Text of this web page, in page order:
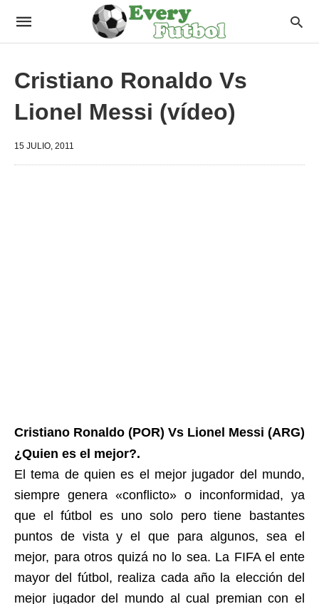
Cristiano Ronaldo Vs
Lionel Messi (vídeo)
15 JULIO, 2011
Cristiano Ronaldo (POR) Vs Lionel Messi (ARG)
¿Quien es el mejor?.
El tema de quien es el mejor jugador del mundo,
siempre genera «conflicto» o inconformidad, ya
que el fútbol es uno solo pero tiene bastantes
puntos de vista y el que para algunos, sea el
mejor, para otros quizá no lo sea. La FIFA el ente
mayor del fútbol, realiza cada año la elección del
mejor jugador del mundo al cual premian con el